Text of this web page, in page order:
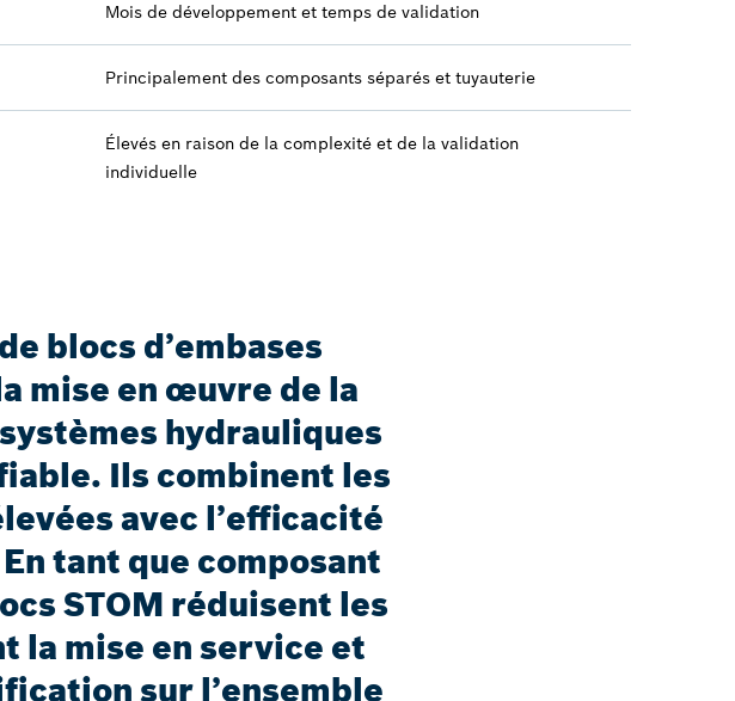
Mois de développement et temps de validation
Principalement des composants séparés et tuyauterie
Élevés en raison de la complexité et de la validation
individuelle
blocs d’embases
mise en œuvre de la
hydrauliques
Ils combinent les
avec l’efficacité
tant que composant
STOM réduisent les
la mise en service et
sur l’ensemble